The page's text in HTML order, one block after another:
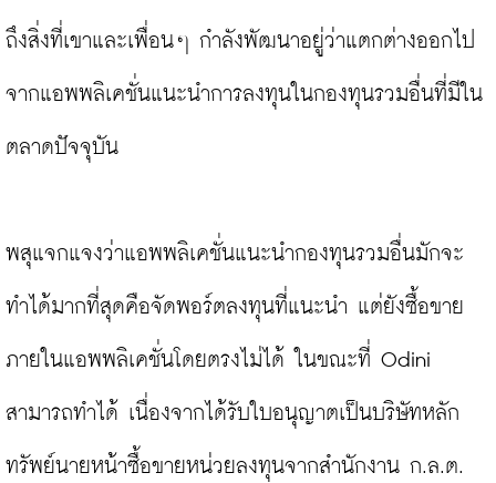
ถึงสิ่งที่เขาและเพื่อนๆ กำลังพัฒนาอยู่ว่าแตกต่างออกไป
จากแอพพลิเคชั่นแนะนำการลงทุนในกองทุนรวมอื่นที่มีใน
ตลาดปัจจุบัน
พสุแจกแจงว่าแอพพลิเคชั่นแนะนำกองทุนรวมอื่นมักจะ
ทำได้มากที่สุดคือจัดพอร์ตลงทุนที่แนะนำ แต่ยังซื้อขาย
ภายในแอพพลิเคชั่นโดยตรงไม่ได้ ในขณะที่ Odini
สามารถทำได้ เนื่องจากได้รับใบอนุญาตเป็นบริษัทหลัก
ทรัพย์นายหน้าซื้อขายหน่วยลงทุนจากสำนักงาน ก.ล.ต.